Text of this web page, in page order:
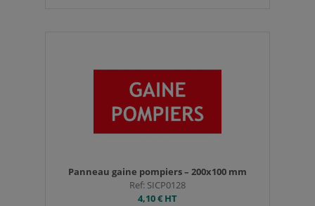
Panneau gaine pompiers – 200x100 mm
Ref: SICP0128
4,10 €HT